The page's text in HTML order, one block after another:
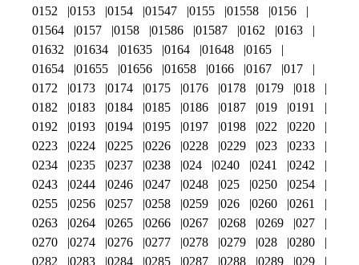
0152
0153 0154 01547 0155 01558
0156
01564
0157 0158 01586 01587 0162
0163
01632
01634 01635 0164 01648
0165
01654
01655 01656 01658 0166 0167
017
0172
0173 0174 0175 0176 0178 0179
018
0182
0183 0184 0185 0186 0187 019
0191
0192
0193 0194 0195 0197 0198 022
0220
0223
0224 0225 0226 0228 0229 023
0233
0234
0235 0237 0238 024 0240 0241
0242
0243
0244 0246 0247 0248 025 0250
0254
0255
0256 0257 0258 0259 026 0260
0261
0263
0264 0265 0266 0267 0268 0269
027
0270
0274 0276 0277 0278 0279 028
0280
0282
0283 0284 0285 0287 0288 0289 029